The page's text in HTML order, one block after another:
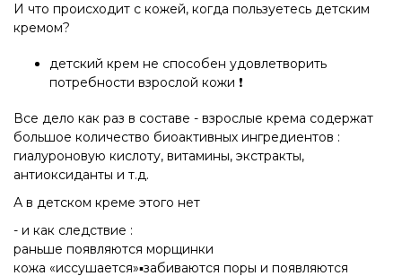
И что происходит с кожей, когда пользуетесь детским
кремом?
детский крем не способен удовлетворить
потребности взрослой кожи ❗️
Все дело как раз в составе - взрослые крема содержат
большое количество биоактивных ингредиентов :
гиалуроновую кислоту, витамины, экстракты,
антиоксиданты и т.д.
А в детском креме этого нет
- и как следствие :
раньше появляются морщинки
кожа «иссушается»▪️забиваются поры и появляются